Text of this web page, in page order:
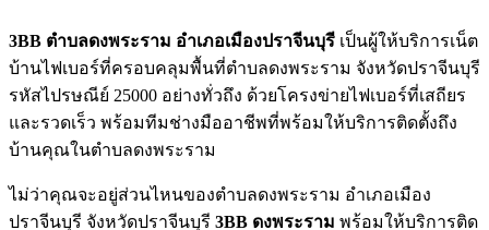
3BB ตำบลดงพระราม อำเภอเมืองปราจีนบุรี เป็นผู้ให้บริการเน็ต
บ้านไฟเบอร์ที่ครอบคลุมพื้นที่ตำบลดงพระราม จังหวัดปราจีนบุรี
รหัสไปรษณีย์ 25000 อย่างทั่วถึง ด้วยโครงข่ายไฟเบอร์ที่เสถียร
และรวดเร็ว พร้อมทีมช่างมืออาชีพที่พร้อมให้บริการติดตั้งถึง
บ้านคุณในตำบลดงพระราม
ไม่ว่าคุณจะอยู่ส่วนไหนของตำบลดงพระราม อำเภอเมือง
ปราจีนบุรี จังหวัดปราจีนบุรี 3BB ดงพระราม พร้อมให้บริการติด